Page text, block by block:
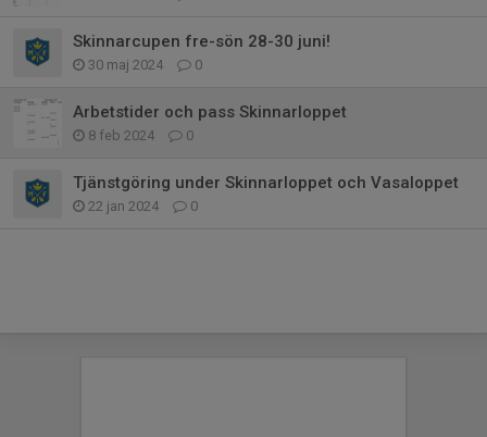
Skinnarcupen fre-sön 28-30 juni!
30 maj 2024 0
Arbetstider och pass Skinnarloppet
8 feb 2024 0
Tjänstgöring under Skinnarloppet och Vasaloppet
22 jan 2024 0